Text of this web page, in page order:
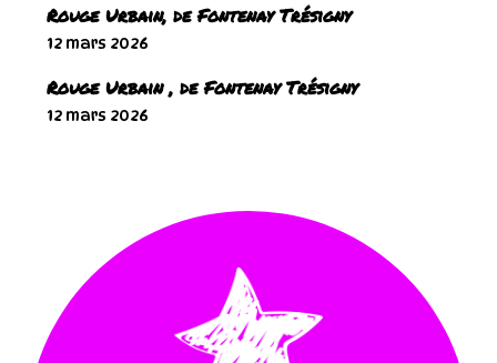
Rouge Urbain, de Fontenay Trésigny
12 mars 2026
Rouge Urbain , de Fontenay Trésigny
12 mars 2026